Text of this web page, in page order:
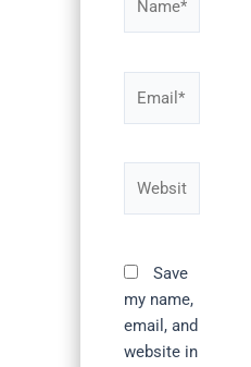
Save
my name,
email, and
website in